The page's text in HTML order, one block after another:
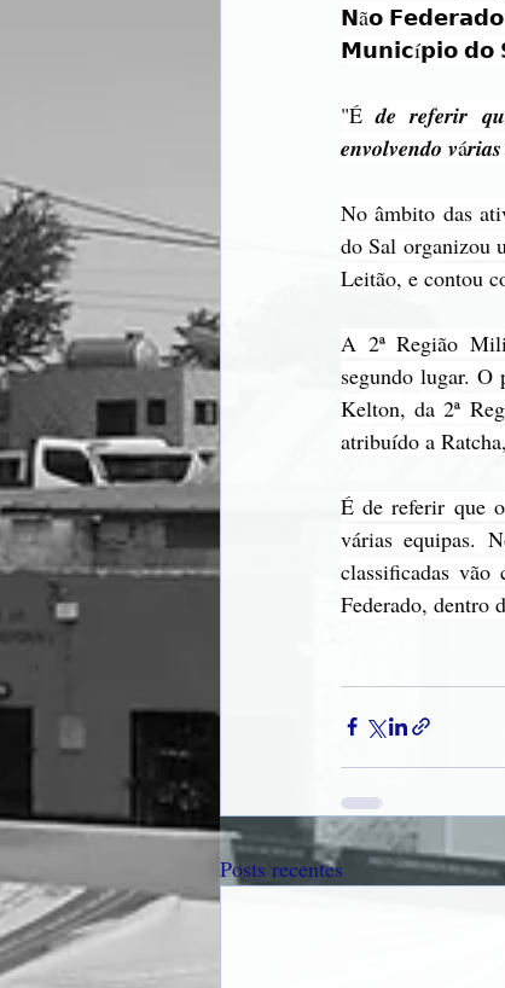
𝗡ã𝗼
𝗠𝘂𝗻𝗶𝗰í𝗽𝗶𝗼 𝗱𝗼
"É 𝒅𝒆 𝒓𝒆𝒇𝒆𝒓𝒊𝒓
𝒆𝒏𝒗𝒐𝒍𝒗𝒆𝒏𝒅𝒐
No âmbito das
do Sal organizou
Leitão, e contou
A 2ª Região
segundo lugar. O
Kelton, da 2ª
atribuído a
É de referir que
várias equipas.
classificadas
Federado, dentro
Posts recentes